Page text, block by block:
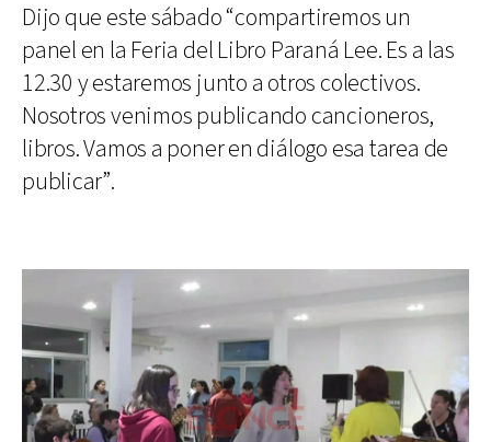
Dijo que este sábado “compartiremos un
panel en la Feria del Libro Paraná Lee. Es a las
12.30 y estaremos junto a otros colectivos.
Nosotros venimos publicando cancioneros,
libros. Vamos a poner en diálogo esa tarea de
publicar”.